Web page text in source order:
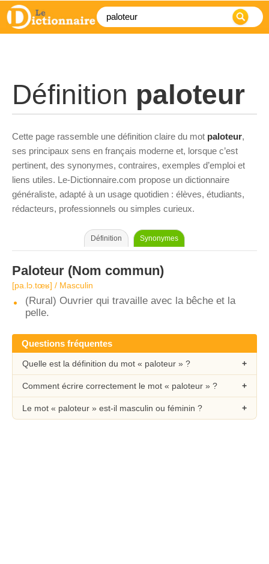
Définition paloteur
Cette page rassemble une définition claire du mot paloteur,
ses principaux sens en français moderne et, lorsque c’est
pertinent, des synonymes, contraires, exemples d’emploi et
liens utiles. Le-Dictionnaire.com propose un dictionnaire
généraliste, adapté à un usage quotidien : élèves, étudiants,
rédacteurs, professionnels ou simples curieux.
Définition Synonymes
Paloteur (Nom commun)
[pa.lɔ.tœʁ] / Masculin
(Rural) Ouvrier qui travaille avec la bêche et la
pelle.
Questions fréquentes
Quelle est la définition du mot « paloteur » ?
Comment écrire correctement le mot « paloteur » ?
Le mot « paloteur » est-il masculin ou féminin ?